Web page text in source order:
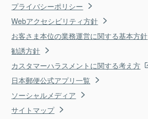
プライバシーポリシー
Webアクセシビリティ方針
お客さま本位の業務運営に関する基本方針
勧誘方針
カスタマーハラスメントに関する考え方
日本郵便公式アプリ一覧
ソーシャルメディア
サイトマップ